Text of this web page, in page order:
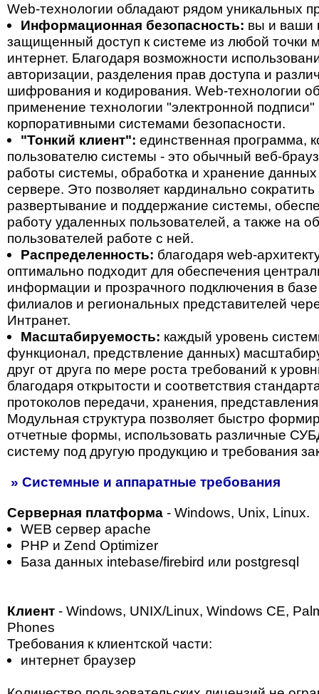
Web-технологии обладают рядом уникальных
Информационная безопасность: вы и ваши
защищенный доступ к системе из любой точки
интернет. Благодаря возможности
авторизации, разделения прав доступа и
шифрования и кодирования. Web-технологии
применение технологии "электронной
корпоративными системами безопасности.
"Тонкий клиент": единственная программа,
пользователю системы - это обычный веб-
работы системы, обработка и хранение
сервере. Это позволяет кардинально
развертывание и поддержание системы,
работу удаленных пользователей, а также на
пользователей работе с ней.
Распределенность: благодаря web-
оптимально подходит для обеспечения
информации и прозрачного подключения в
филиалов и региональных представителей
Интранет.
Масштабируемость: каждый уровень
функционал, предствление данных)
друг от друга по мере роста требований к
благодаря открытости и соответствия
протоколов передачи, хранения,
Модульная структура позволяет быстро
отчетные формы, использовать различные
систему под другую продукцию и требования
» Системные и аппаратные требования
Серверная платформа - Windows, Unix, Linux.
WEB сервер apaсhe
PHP и Zend Optimizer
База данных intebase/firebird или postgresql
Клиент - Windows, UNIX/Linux, Windows CE,
Phones
Требования к клиентской части:
интернет браузер